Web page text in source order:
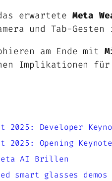
erwartete Meta
und Tab-
am Ende mit
Implikationen für
2025: Developer
2025: Opening Keynote
AI Brillen
smart glasses